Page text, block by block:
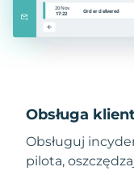
Obsługa
Obsługuj
pilota,